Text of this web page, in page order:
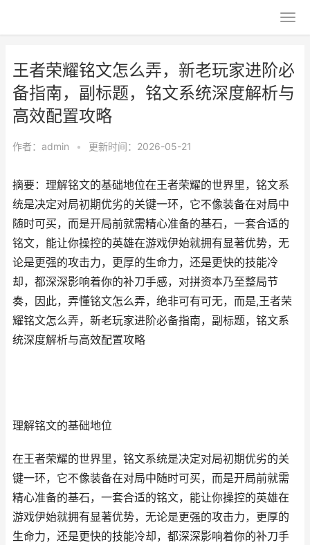
王者荣耀铭文怎么弄，新老玩家进阶必
备指南，副标题，铭文系统深度解析与
高效配置攻略
作者： admin • 更新时间：2026-05-21
摘要：理解铭文的基础地位在王者荣耀的世界里，铭文系
统是决定对局初期优劣的关键一环，它不像装备在对局中
随时可买，而是开局前就需精心准备的基石，一套合适的
铭文，能让你操控的英雄在游戏伊始就拥有显著优势，无
论是更强的攻击力，更厚的生命力，还是更快的技能冷
却，都深深影响着你的补刀手感，对拼资本乃至整局节
奏，因此，弄懂铭文怎么弄，绝非可有可无，而是,王者荣
耀铭文怎么弄，新老玩家进阶必备指南，副标题，铭文系
统深度解析与高效配置攻略
理解铭文的基础地位
在王者荣耀的世界里，铭文系统是决定对局初期优劣的关
键一环，它不像装备在对局中随时可买，而是开局前就需
精心准备的基石，一套合适的铭文，能让你操控的英雄在
游戏伊始就拥有显著优势，无论是更强的攻击力，更厚的
生命力，还是更快的技能冷却，都深深影响着你的补刀手